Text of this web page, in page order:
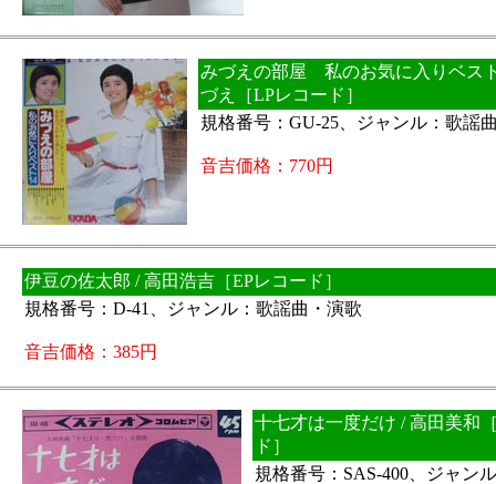
みづえの部屋 私のお気に入りベス
づえ［LPレコード］
規格番号：GU-25、ジャンル：歌謡
音吉価格：770円
伊豆の佐太郎 / 高田浩吉［EPレコード］
規格番号：D-41、ジャンル：歌謡曲・演歌
音吉価格：385円
十七才は一度だけ / 高田美和
ド］
規格番号：SAS-400、ジャン